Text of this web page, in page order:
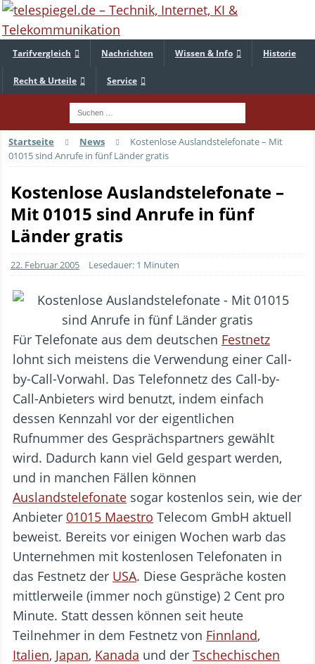
Tarifvergleich Nachrichten Wissen & Info Historie
Recht & Urteile Service
Startseite News
Kostenlose Auslandstelefonate – Mit
01015 sind Anrufe in fünf Länder gratis
Kostenlose Auslandstelefonate –
Mit 01015 sind Anrufe in fünf
Länder gratis
22. Februar 2005 Lesedauer: 1 Minuten
Für Telefonate aus dem deutschen Festnetz
lohnt sich meistens die Verwendung einer Call-
by-Call-Vorwahl. Das Telefonnetz des Call-by-
Call-Anbieters wird benutzt, indem einfach
dessen Kennzahl vor der eigentlichen
Rufnummer des Gesprächspartners gewählt
wird. Dadurch kann viel Geld gespart werden,
und in manchen Fällen können
Auslandstelefonate sogar kostenlos sein, wie der
Anbieter 01015 Maestro Telecom GmbH aktuell
beweist. Bereits vor einigen Wochen warb das
Unternehmen mit kostenlosen Telefonaten in
das Festnetz der USA. Diese Gespräche kosten
mittlerweile (immer noch günstige) 2 Cent pro
Minute. Statt dessen können seit heute
Teilnehmer in dem Festnetz von Finnland,
Italien, Japan, Kanada und der Tschechischen